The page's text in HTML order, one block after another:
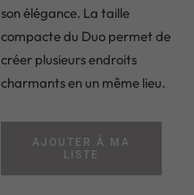
son élégance. La taille
compacte du Duo permet de
créer plusieurs endroits
charmants en un même lieu.
AJOUTER À MA
LISTE